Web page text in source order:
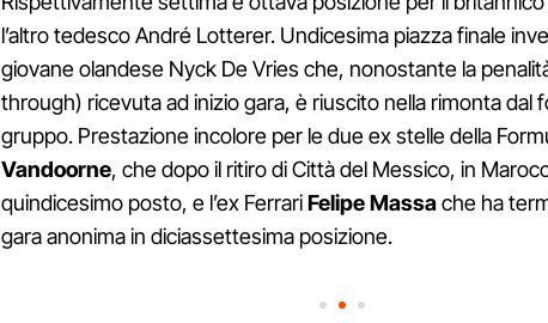
l’altro tedesco André Lotterer. Undicesima piazza finale
giovane olandese Nyck De Vries che, nonostante la
through) ricevuta ad inizio gara, è riuscito nella rimonta dal
gruppo. Prestazione incolore per le due ex stelle della
Vandoorne, che dopo il ritiro di Città del Messico, in
quindicesimo posto, e l’ex FerrariFelipe Massache ha
gara anonima in diciassettesima posizione.